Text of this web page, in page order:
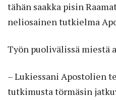
tähän saakka pisin
neliosainen tutkielma
Työn puolivälissä miestä
– Lukiessani Apostolien
tutkimusta törmäsin